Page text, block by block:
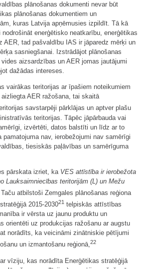
plānošanas dokumenti nevar būt
plānošanas dokumentiem un
kuras Latvija apņēmusies izpildīt. Tā kā
enerģētisko neatkarību, enerģētikas
AER, tad pašvaldību IAS ir jāparedz mērķi un
sasniegšanai. Izstrādājot plānošanas
aizsardzības un AER jomas jautājumi
dažādas intereses.
vairākas teritorijas ar īpašiem noteikumiem
AER ražošana, tai skaitā
savstarpēji pārklājas un aptver plašu
teritorijas. Tāpēc jāpārbauda vai
izvērtēti, datos balstīti un līdz ar to
pamatojuma nav, ierobežojumi nav samērīgi
tiesiskās paļāvības un samērīguma
pārskata izriet, ka VES attīstība ir ierobežota
Lauksaimniecības teritorijām (L) un Mežu
Taču atbilstoši Zemgales plānošanas reģiona
2015-203021 telpiskās attīstības
ir vērsta uz jaunu produktu un
orientēti uz produkcijas ražošanu ar augstu
norādīts, ka veicināmi zinātniskie pētījumi
un izmantošanu reģionā,22
vīziju, kas norādīta Enerģētikas stratēģijā